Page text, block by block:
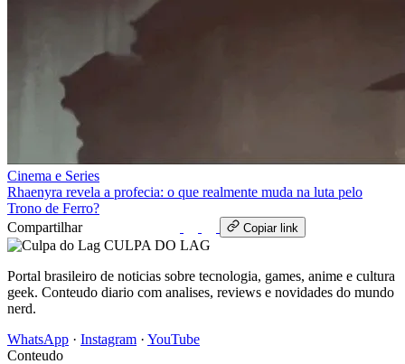
Cinema e Series
Rhaenyra revela a profecia: o que realmente muda na luta pelo
Trono de Ferro?
Compartilhar
Copiar link
CULPA DO LAG
Portal brasileiro de noticias sobre tecnologia, games, anime e cultura
geek. Conteudo diario com analises, reviews e novidades do mundo
nerd.
WhatsApp · Instagram · YouTube
Conteudo